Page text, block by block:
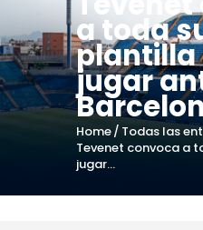
a toda
plantilla
jugar
Home Todas las
Tevenet convoca a
jugar...